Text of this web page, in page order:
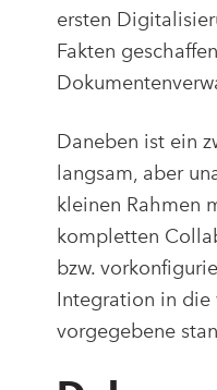
ersten
Fakten
Daneben ist ein
langsam, aber
kleinen Rahmen
kompletten
bzw.
Integration in die
vorgegebene